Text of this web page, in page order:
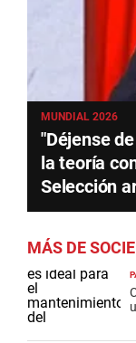
MUNDIAL 2026
"Déjense
la teoría
Selección
MÁS DE